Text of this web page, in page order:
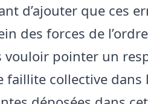
d’ajouter que ces
des forces de
vouloir pointer un
collective dans